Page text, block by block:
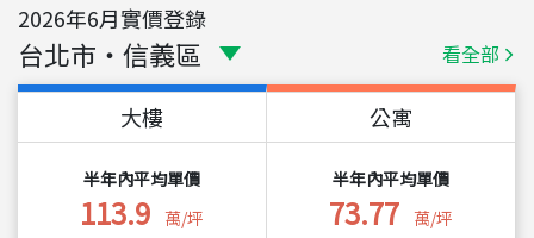
2026年6月實價登錄
台北市 ・ 信義區 看全部
大樓
半年內平均單價
113.9 萬/坪
公寓
半年內平均單價
73.77 萬/坪